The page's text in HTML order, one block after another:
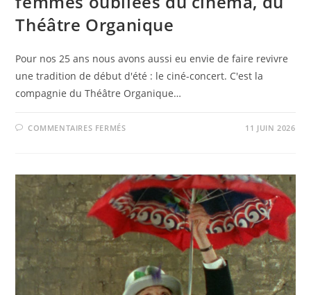
Théâtre Organique
Pour nos 25 ans nous avons aussi eu envie de faire revivre
une tradition de début d'été : le ciné-concert. C'est la
compagnie du Théâtre Organique…
COMMENTAIRES FERMÉSSUR
CONCERT
–
LES
FEMMES
OUBLIÉES
DU
CINÉMA,
DU
THÉÂTRE
ORGANIQUE
11 JUIN 2026